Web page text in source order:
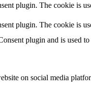
plugin. The cookie is
plugin. The cookie is
plugin and is used
on social media